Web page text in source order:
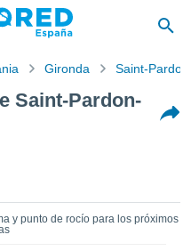
Gironda Saint-
Saint-Pardon-
y punto de rocío para los próximos